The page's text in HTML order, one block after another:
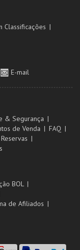
Classificações
E-mail
& Segurança
de Venda
FAQ
BOL
de Afiliados